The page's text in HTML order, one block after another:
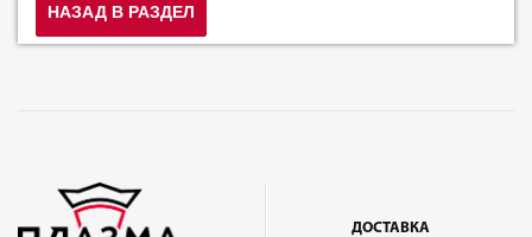
НАЗАД В РАЗДЕЛ
ДОСТАВКА